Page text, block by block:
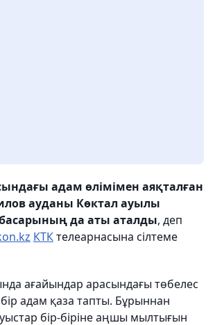
адам өлімімен аяқталған
ауданы Көктал ауылы
да аты аталды, деп
КТКтелеарнасына сілтеме
ағайындар арасындағы төбелес
адам қаза тапты. Бұрыннан
бір-біріне аңшы мылтығын